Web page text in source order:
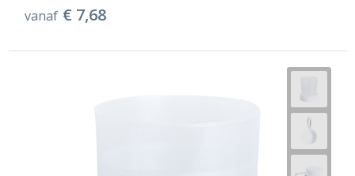
vanaf € 7,68